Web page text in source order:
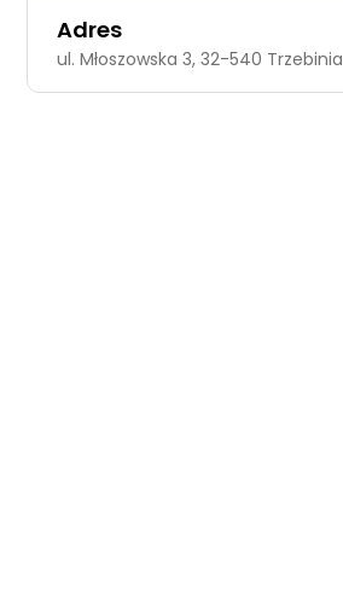
Adres
ul. Młoszowska 3, 32-540 Trzebinia